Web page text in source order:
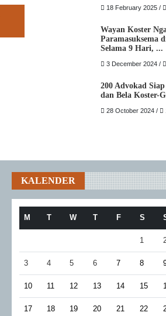
18 February 2025 /
Wayan Koster
Paramasuksema
Selama 9 Hari, ...
3 December 2024 /
200 Advokad
dan Bela Koster-
28 October 2024 /
KALENDER
M T W T F S
1
3 4 5 6 7 8
10 11 12 13 14 15
17 18 19 20 21 22